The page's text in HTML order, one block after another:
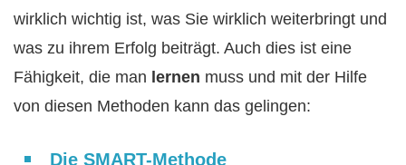
wirklich wichtig ist, was Sie wirklich weiterbringt und
was zu ihrem Erfolg beiträgt. Auch dies ist eine
Fähigkeit, die man lernen muss und mit der Hilfe
von diesen Methoden kann das gelingen:
Die SMART-Methode